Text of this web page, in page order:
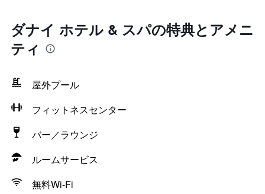
ダナイ ホテル & スパの特典とアメニ
ティ
屋外プール
フィットネスセンター
バー／ラウンジ
ルームサービス
無料Wi-Fi